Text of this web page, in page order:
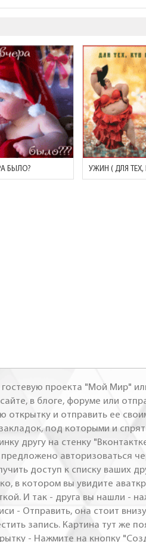
БЫЛО?
проекта "Мой Мир"
в блоге, форуме или
открытку и отправить ее
под которыми и
другу на стенку
авторизоваться
доступ к списку ваших
в котором вы увидите
И так - друга вы нашли -
- Отправить, она стоит
запись. Картина тут же
- Нажмите на кнопку